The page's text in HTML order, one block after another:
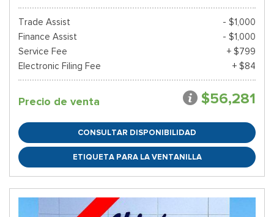
Trade Assist
- $1,000
Finance Assist
- $1,000
Service Fee
+ $799
Electronic Filing Fee
+ $84
Precio de venta $56,281
CONSULTAR DISPONIBILIDAD
ETIQUETA PARA LA VENTANILLA